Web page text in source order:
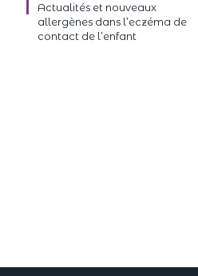
Actualités et nouveaux
allergènes dans l’eczéma de
contact de l’enfant